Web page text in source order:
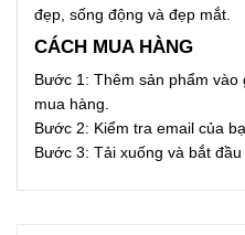
đẹp, sống động và đẹp mắt.
CÁCH MUA HÀNG
Bước 1: Thêm sản phẩm
mua hàng.
Bước 2: Kiểm tra email của
Bước 3: Tải xuống và bắt